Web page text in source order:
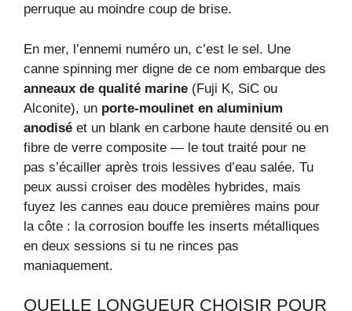
perruque au moindre coup de brise.
En mer, l’ennemi numéro un, c’est le sel. Une
canne spinning mer digne de ce nom embarque des
anneaux de qualité marine (Fuji K, SiC ou
Alconite), un porte‑moulinet en aluminium
anodisé et un blank en carbone haute densité ou en
fibre de verre composite — le tout traité pour ne
pas s’écailler après trois lessives d’eau salée. Tu
peux aussi croiser des modèles hybrides, mais
fuyez les cannes eau douce premières mains pour
la côte : la corrosion bouffe les inserts métalliques
en deux sessions si tu ne rinces pas
maniaquement.
QUELLE LONGUEUR CHOISIR POUR